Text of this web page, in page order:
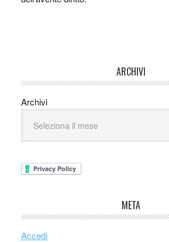
ARCHIVI
Archivi
META
Accedi